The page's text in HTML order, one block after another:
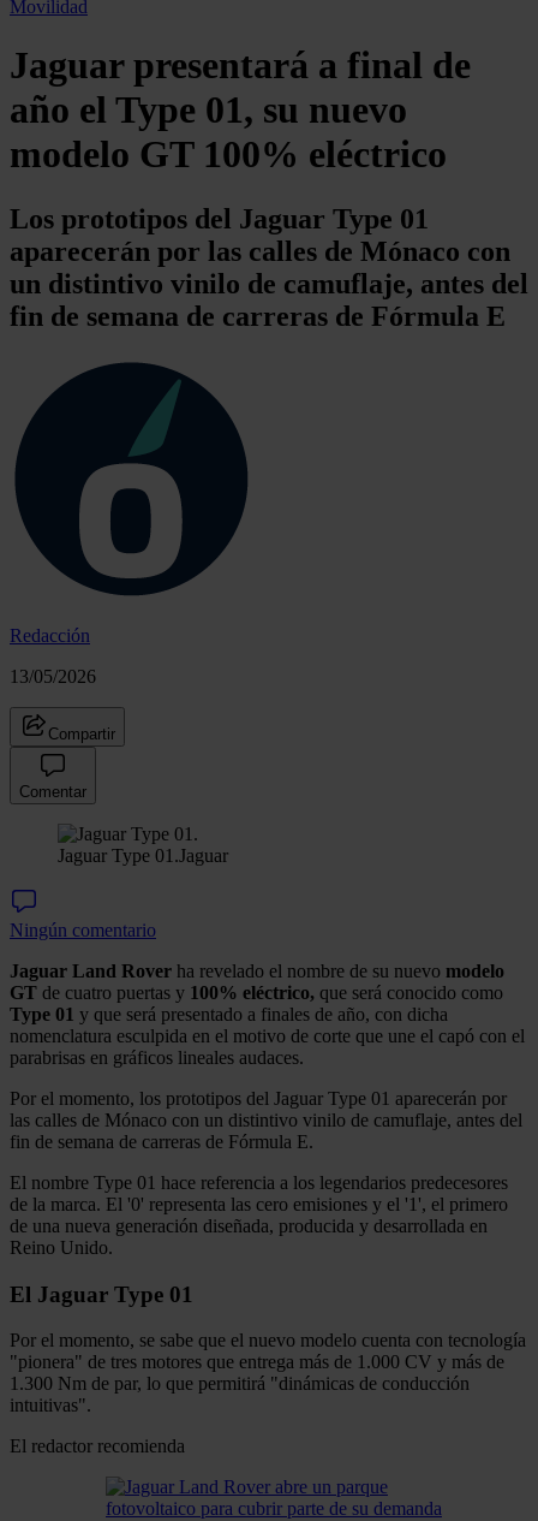
Movilidad
Jaguar presentará a final de
año el Type 01, su nuevo
modelo GT 100% eléctrico
Los prototipos del Jaguar Type 01
aparecerán por las calles de Mónaco con
un distintivo vinilo de camuflaje, antes del
fin de semana de carreras de Fórmula E
Redacción
13/05/2026
Compartir
Comentar
Jaguar Type 01.Jaguar
Ningún comentario
Jaguar Land Rover ha revelado el nombre de su nuevo modelo
GT de cuatro puertas y 100% eléctrico, que será conocido como
Type 01 y que será presentado a finales de año, con dicha
nomenclatura esculpida en el motivo de corte que une el capó con el
parabrisas en gráficos lineales audaces.
Por el momento, los prototipos del Jaguar Type 01 aparecerán por
las calles de Mónaco con un distintivo vinilo de camuflaje, antes del
fin de semana de carreras de Fórmula E.
El nombre Type 01 hace referencia a los legendarios predecesores
de la marca. El '0' representa las cero emisiones y el '1', el primero
de una nueva generación diseñada, producida y desarrollada en
Reino Unido.
El Jaguar Type 01
Por el momento, se sabe que el nuevo modelo cuenta con tecnología
"pionera" de tres motores que entrega más de 1.000 CV y más de
1.300 Nm de par, lo que permitirá "dinámicas de conducción
intuitivas".
El redactor recomienda